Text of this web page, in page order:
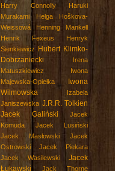
Harry Connolly
Haruki
Murakami
Helga Hoškova-
Weissowá
Henning Mankell
Henrik Fexeus
Henryk
Sienkiewicz
Hubert Klimko-
Dobrzaniecki
Irena
Matuszkiewicz
Iwona
Majewska-Opiełka
Iwona
Wilmowska
Izabela
Janiszewska J.R.R. Tolkien
Jacek Galiński
Jacek
Komuda
Jacek Lusiński
Jacek Masłowski
Jacek
Ostrowski
Jacek Piekara
Jacek Wasilewski
Jacek
Łukawski
Jack Thorne